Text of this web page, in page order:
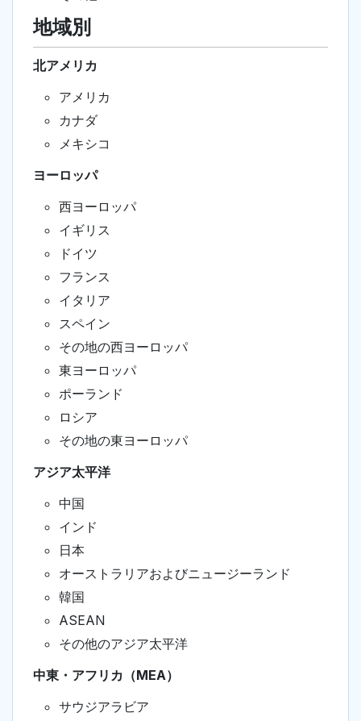
地域別
北アメリカ
アメリカ
カナダ
メキシコ
ヨーロッパ
西ヨーロッパ
イギリス
ドイツ
フランス
イタリア
スペイン
その地の西ヨーロッパ
東ヨーロッパ
ポーランド
ロシア
その地の東ヨーロッパ
アジア太平洋
中国
インド
日本
オーストラリアおよびニュージーランド
韓国
ASEAN
その他のアジア太平洋
中東・アフリカ（MEA）
サウジアラビア